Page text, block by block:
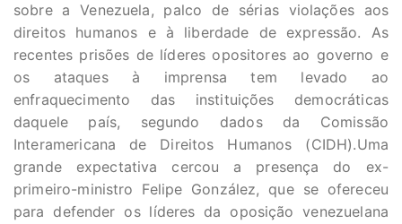
sobre a Venezuela, palco de sérias violações aos
direitos humanos e à liberdade de expressão. As
recentes prisões de líderes opositores ao governo e
os ataques à imprensa tem levado ao
enfraquecimento das instituições democráticas
daquele país, segundo dados da Comissão
Interamericana de Direitos Humanos (CIDH).Uma
grande expectativa cercou a presença do ex-
primeiro-ministro Felipe González, que se ofereceu
para defender os líderes da oposição venezuelana